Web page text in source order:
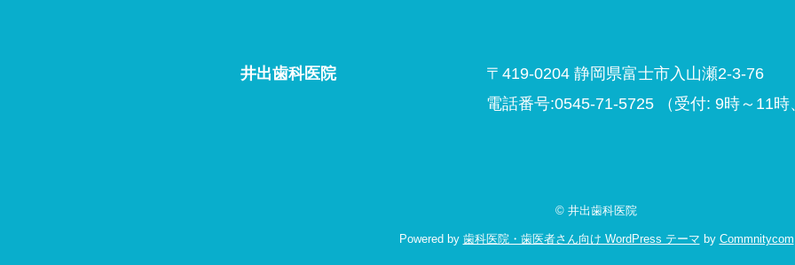
井出歯科医院
〒419-0204 静岡県富士市入山瀬2-3-76
電話番号:0545-71-5725
（受付: 9時～11時
© 井出歯科医院
Powered by 歯科医院・歯医者さん向け WordPress テーマ by Commnitycom